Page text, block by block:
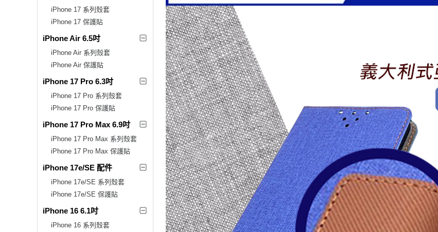
iPhone 17 系列殼套
iPhone 17 保護貼
iPhone Air 6.5吋
iPhone Air 系列殼套
iPhone Air 保護貼
iPhone 17 Pro 6.3吋
iPhone 17 Pro 系列殼套
iPhone 17 Pro 保護貼
iPhone 17 Pro Max 6.9吋
iPhone 17 Pro Max 系列殼套
iPhone 17 Pro Max 保護貼
iPhone 17e/SE 配件
iPhone 17e/SE 系列殼套
iPhone 17e/SE 保護貼
iPhone 16 6.1吋
iPhone 16 系列殼套